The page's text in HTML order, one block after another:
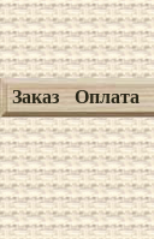
Заказ Оплата